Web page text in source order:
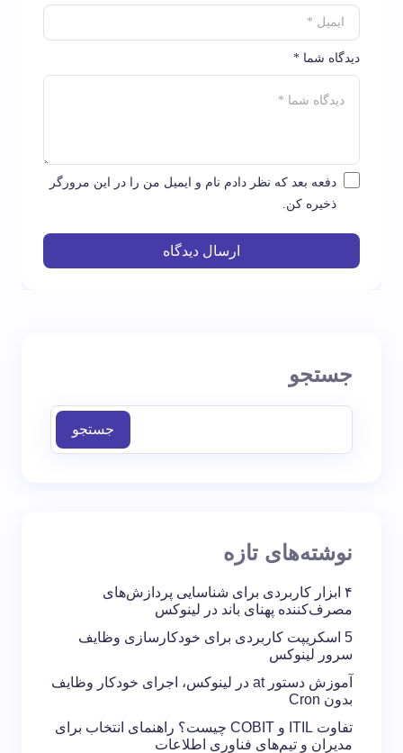
دیدگاه شما *
دفعه بعد که نظر دادم نام و ایمیل من را در این مرورگر
ذخیره کن.
ارسال دیدگاه
جستجو
جستجو
نوشته‌های تازه
۴ ابزار کاربردی برای شناسایی پردازش‌های
مصرف‌کننده پهنای باند در لینوکس
5 اسکریپت کاربردی برای خودکارسازی وظایف
سرور لینوکس
آموزش دستور at در لینوکس، اجرای خودکار وظایف
بدون Cron
تفاوت ITIL و COBIT چیست؟ راهنمای انتخاب برای
مدیران و تیم‌های فناوری اطلاعات